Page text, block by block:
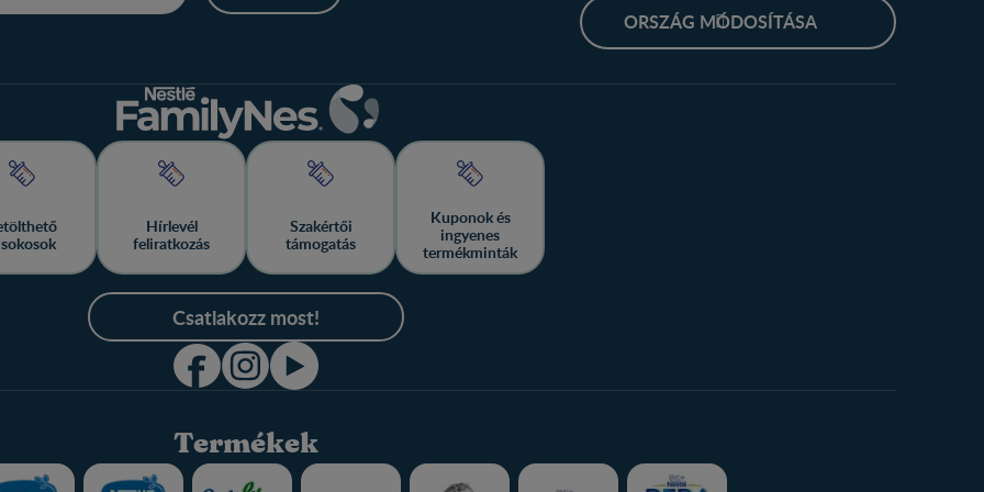
ORSZÁG MÓDOSÍTÁSA
Hírlevél
feliratkozás
Szakértői
támogatás
Kuponok és
ingyenes
termékminták
Csatlakozz most!
Termékek